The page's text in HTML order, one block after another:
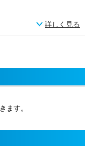
詳しく見る
ます。